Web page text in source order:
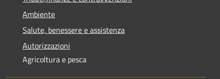
Ambiente
Salute, benessere e assistenza
Autorizzazioni
Agricoltura e pesca